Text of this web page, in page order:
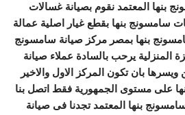
بنها المعتمد نقوم بصيانة غسالات
سامسونج بنها بقطع غيار اصلية عمالة
بنها بمصر مركز صيانة سامسونج
المنزلية يرحب بالسادة عملاء صيانة
بان تكون المركز الاول والاخير
على مستوى الجمهورية فقط اتصل بنا
بنها المعتمد تجدنا فى صيانة